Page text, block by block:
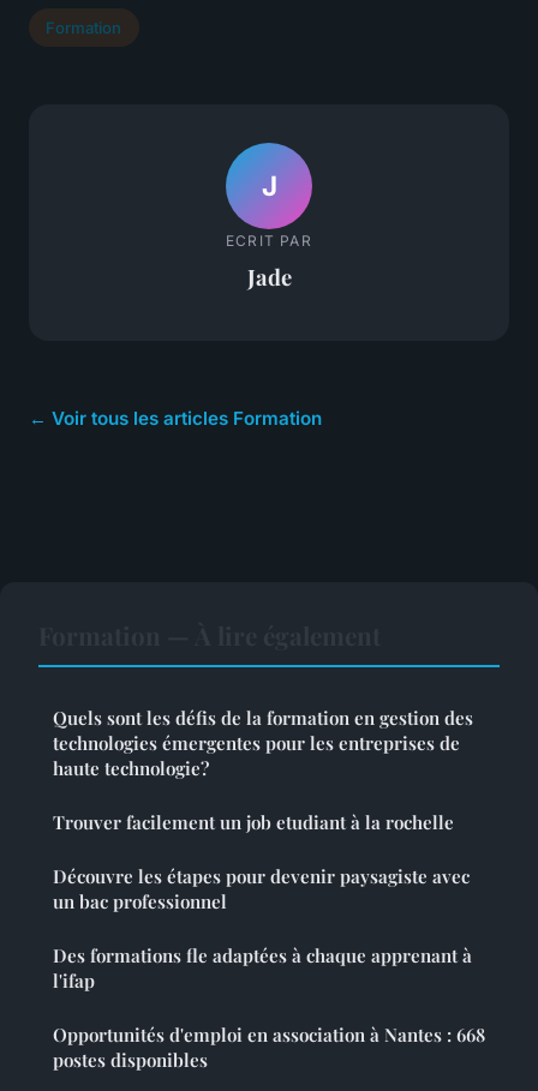
Formation
J
ECRIT PAR
Jade
← Voir tous les articles Formation
Quels sont les défis de la formation en gestion des
technologies émergentes pour les entreprises de
haute technologie?
Trouver facilement un job etudiant à la rochelle
Découvre les étapes pour devenir paysagiste avec
un bac professionnel
Des formations fle adaptées à chaque apprenant à
l'ifap
Opportunités d'emploi en association à Nantes : 668
postes disponibles